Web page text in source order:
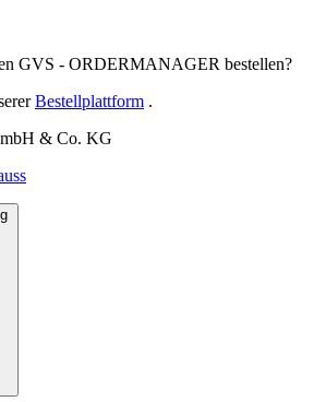
GVS - ORDERMANAGER bestellen?
Bestellplattform .
& Co. KG